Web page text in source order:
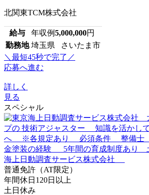
北関東TCM株式会社
給与 年収例5,000,000円
勤務地 埼玉県 さいたま市
＼最短45秒で完了／
応募へ進む
詳しく
見る
スペシャル
普通免許（AT限定）
年間休日120日以上
土日休み